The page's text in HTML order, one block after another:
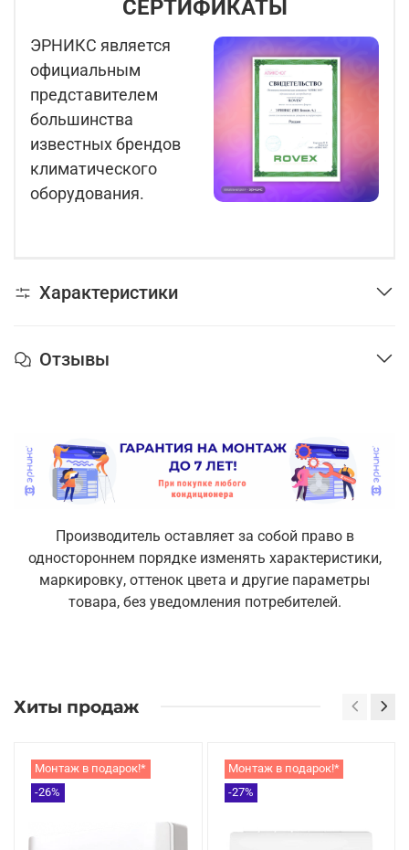
СЕРТИФИКАТЫ
ЭРНИКС является
официальным
представителем
большинства
известных брендов
климатического
оборудования.
Характеристики
Отзывы
Производитель оставляет за собой право в
одностороннем порядке изменять характеристики,
маркировку, оттенок цвета и другие параметры
товара, без уведомления потребителей.
Хиты продаж
Монтаж в подарок!*
-26%
Монтаж в подарок!*
-27%